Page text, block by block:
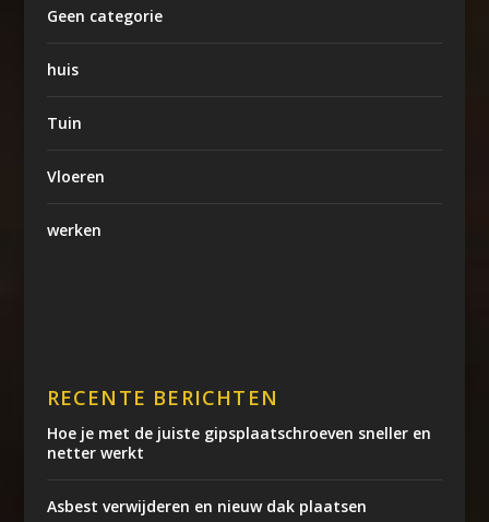
Geen categorie
huis
Tuin
Vloeren
werken
RECENTE BERICHTEN
Hoe je met de juiste gipsplaatschroeven sneller en
netter werkt
Asbest verwijderen en nieuw dak plaatsen